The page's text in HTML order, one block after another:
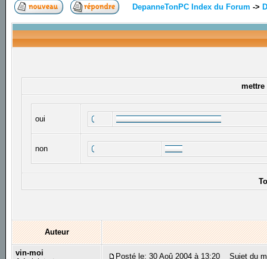
DepanneTonPC Index du Forum ->
mettre
oui
non
Auteur
vin-moi
Posté le: 30 Aoû 2004 à 13:20 Sujet du